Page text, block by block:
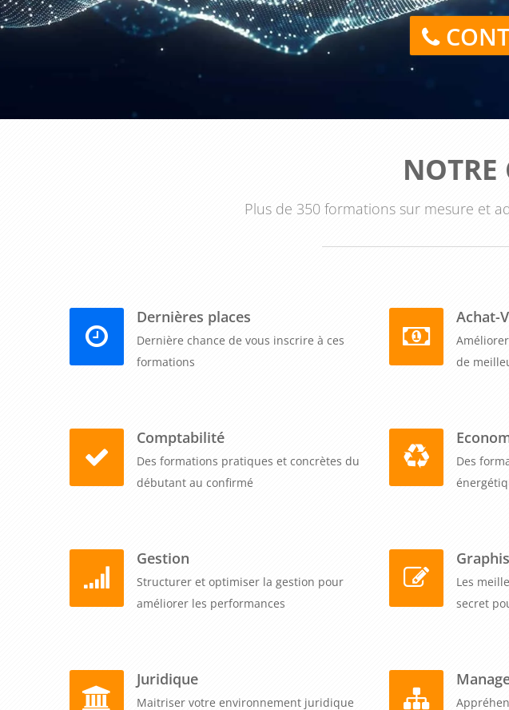
Un plan de communication cross-canal peut également rendre vos efforts
utilisant les données recueillies sur différents canaux, vous pouvez
offrir un contenu plus pertinent à vos clients. Une formation sur ce sujet peut
données pour améliorer votre marketing.
entreprise. En atteignant et en engageant plus efficacement vos clients, vous
stratégique pour stimuler la croissance de votre entreprise.
En conclusion, une formation sur le thème "Concevoir un plan de
croissance, cette formation peut vous aider à naviguer avec succès dans le
d'aujourd'hui.
NOTRE
Plus de 350 formations sur mesure et
Dernières places
Dernière chance de vous inscrire à ces
formations
Achat-
de
Comptabilité
Des formations pratiques et concrètes du
débutant au confirmé
Des
Gestion
Structurer et optimiser la gestion pour
améliorer les performances
Les
secret
Juridique
Maitriser votre environnement juridique